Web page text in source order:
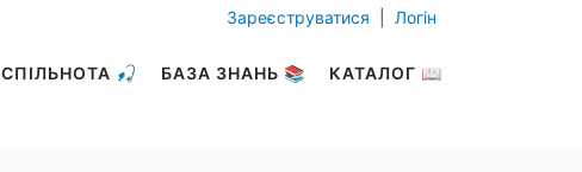
СПІЛЬНОТА 🎣 БАЗА ЗНАНЬ 📚 КАТАЛОГ 📖
Зареєструватися Логін